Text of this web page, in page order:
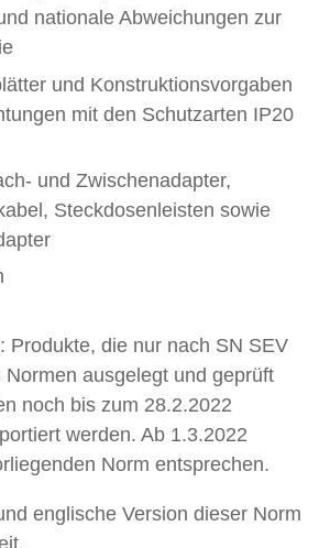
nationale Abweichungen zur
und Konstruktionsvorgaben
mit den Schutzarten IP20
und Zwischenadapter,
Steckdosenleisten sowie
Produkte, die nur nach SN SEV
Normen ausgelegt und geprüft
noch bis zum 28.2.2022
werden. Ab 1.3.2022
Norm entsprechen.
englische Version dieser Norm